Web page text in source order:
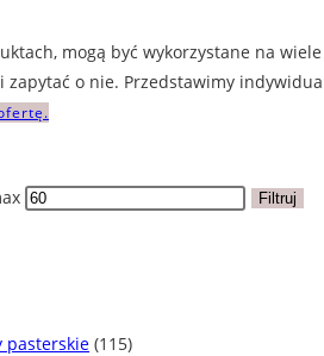
mogą być wykorzystane na
zapytać o nie. Przedstawimy
Filtruj
pasterskie (115)